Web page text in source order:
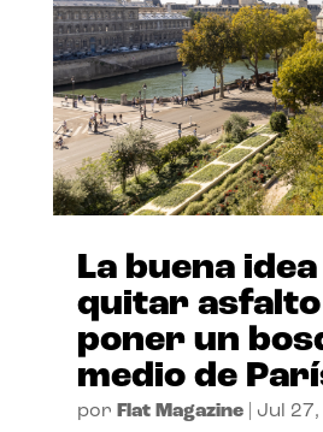
La buena
quitar
poner un
medio de
por Flat Magazine| Jul